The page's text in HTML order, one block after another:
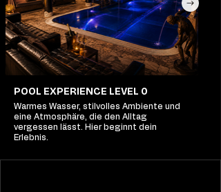
POOL EXPERIENCE LEVEL 0
Warmes Wasser, stilvolles Ambiente und
eine Atmosphäre, die den Alltag
vergessen lässt. Hier beginnt dein
Erlebnis.